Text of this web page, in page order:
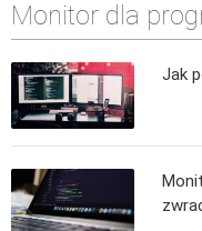
Monitor dla
Jak